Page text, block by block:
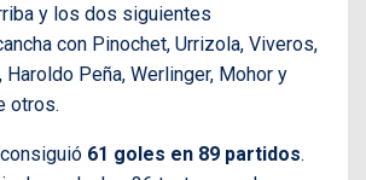
y los dos siguientes
con Pinochet, Urrizola, Viveros,
Haroldo Peña, Werlinger, Mohor y
otros.
61 goles en 89 partidos.